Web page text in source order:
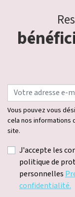
Vous pouvez vous
cela nos informations
site.
J'accepte les
politique de
personnelles
confidentialité.